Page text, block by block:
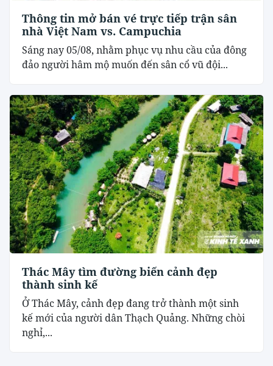
Thông tin mở bán vé trực tiếp trận sân
nhà Việt Nam vs. Campuchia
Sáng nay 05/08, nhằm phục vụ nhu cầu của đông
đảo người hâm mộ muốn đến sân cổ vũ đội...
Thác Mây tìm đường biến cảnh đẹp
thành sinh kế
Ở Thác Mây, cảnh đẹp đang trở thành một sinh
kế mới của người dân Thạch Quảng. Những chòi
nghỉ,...